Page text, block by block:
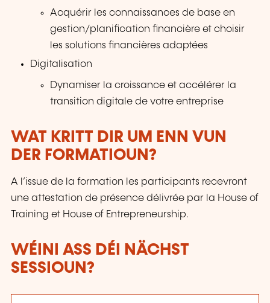
Acquérir les connaissances de base en
gestion/planification financière et choisir
les solutions financières adaptées
Digitalisation
Dynamiser la croissance et accélérer la
transition digitale de votre entreprise
WAT KRITT DIR UM ENN VUN
DER FORMATIOUN?
A l’issue de la formation les participants recevront
une attestation de présence délivrée par la House of
Training et House of Entrepreneurship.
WÉINI ASS DÉI NÄCHST
SESSIOUN?